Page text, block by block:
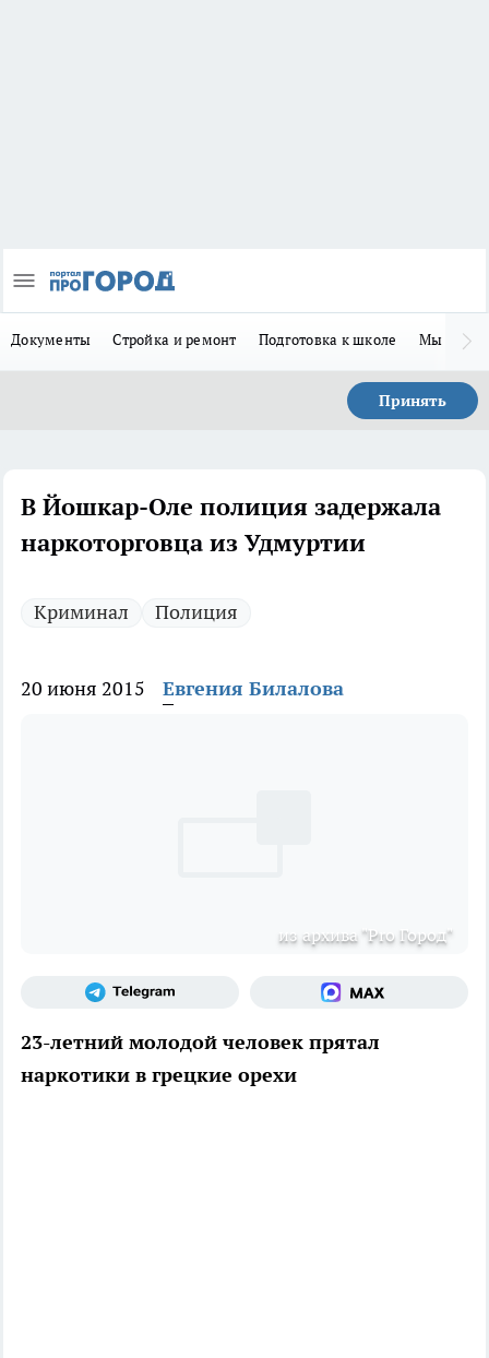
Документы Стройка и ремонт Подготовка к школе Мы в MAX
Принять
В Йошкар-Оле полиция задержала
наркоторговца из Удмуртии
Криминал Полиция
20 июня 2015 Евгения Билалова
из архива "Pro Город"
23-летний молодой человек прятал
наркотики в грецкие орехи